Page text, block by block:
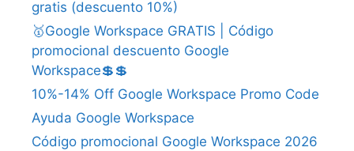
gratis (descuento 10%)
🥇Google Workspace GRATIS | Código
promocional descuento Google
Workspace💲💲
10%-14% Off Google Workspace Promo Code
Ayuda Google Workspace
Código promocional Google Workspace 2026